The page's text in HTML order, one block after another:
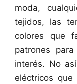
moda,
tejidos, las
colores que
patrones
interés. No
eléctricos